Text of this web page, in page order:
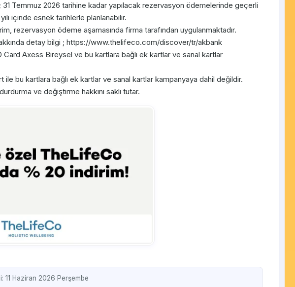
31 Temmuz 2026 tarihine kadar yapılacak rezervasyon ödemelerinde geçerli
içinde esnek tarihlerle planlanabilir.
rezervasyon ödeme aşamasında firma tarafından uygulanmaktadır.
detay bilgi ; https://www.thelifeco.com/discover/tr/akbank
Card Axess Bireysel ve bu kartlara bağlı ek kartlar ve sanal kartlar
ile bu kartlara bağlı ek kartlar ve sanal kartlar kampanyaya dahil değildir.
ve değiştirme hakkını saklı tutar.
11 Haziran 2026 Perşembe